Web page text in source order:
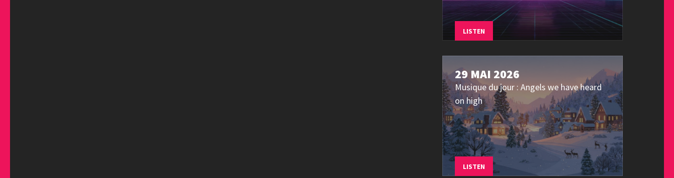
LISTEN
29 MAI 2026
Musique du jour : Angels we have heard
on high
LISTEN